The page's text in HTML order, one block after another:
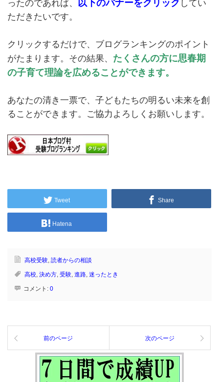
ったのであれば、 以下のバナーをクリック してい
ただきたいです。
クリックするだけで、ブログランキングのポイント
がたまります。その結果、 たくさんの方に思春期
の子育て理論を広めることができます。
あなたの清き一票で、子どもたちの明るい未来を創
ることができます。ご協力よろしくお願いします。
Tweet Share
Hatena
高校受験, 読者からの相談
高校, 決め方, 受験, 進路, 迷ったとき
コメント: 0
前のページ 次のページ